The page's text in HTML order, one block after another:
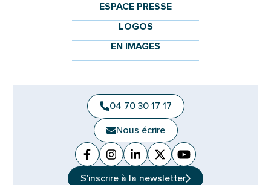
ESPACE PRESSE
LOGOS
EN IMAGES
04 70 30 17 17
Nous écrire
Facebook
(ouverture dans un nouvel onglet)
Instagram
(ouverture dans un nouvel
Linkedin
(ouverture dans un nouvel
X (Twitter)
(ouverture dans un
YouTube
(ouverture dans
S'inscrire à la newsletter